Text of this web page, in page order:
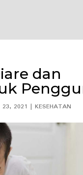
dan
2021 | KESEHATAN